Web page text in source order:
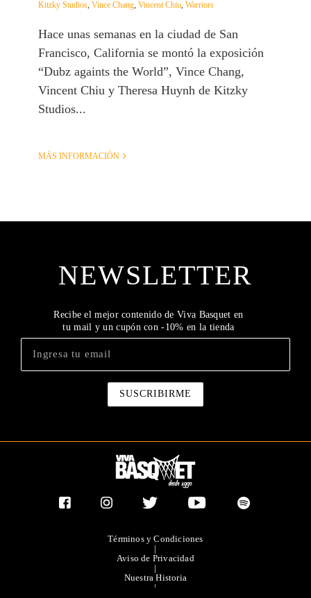
Kitzky Studios, Vince Chang, Vincent Chiu, Warriors
Hace unas semanas en la ciudad de San
Francisco, California se montó la exposición
“Dubz againts the World”, Vince Chang,
Vincent Chiu y Theresa Huynh de Kitzky
Studios...
MÁS INFORMACIÓN
NEWSLETTER
Recibe el mejor contenido de Viva Basquet en
tu mail y un cupón con -10% en la tienda
Términos y Condiciones
|
Aviso de Privacidad
|
Nuestra Historia
|